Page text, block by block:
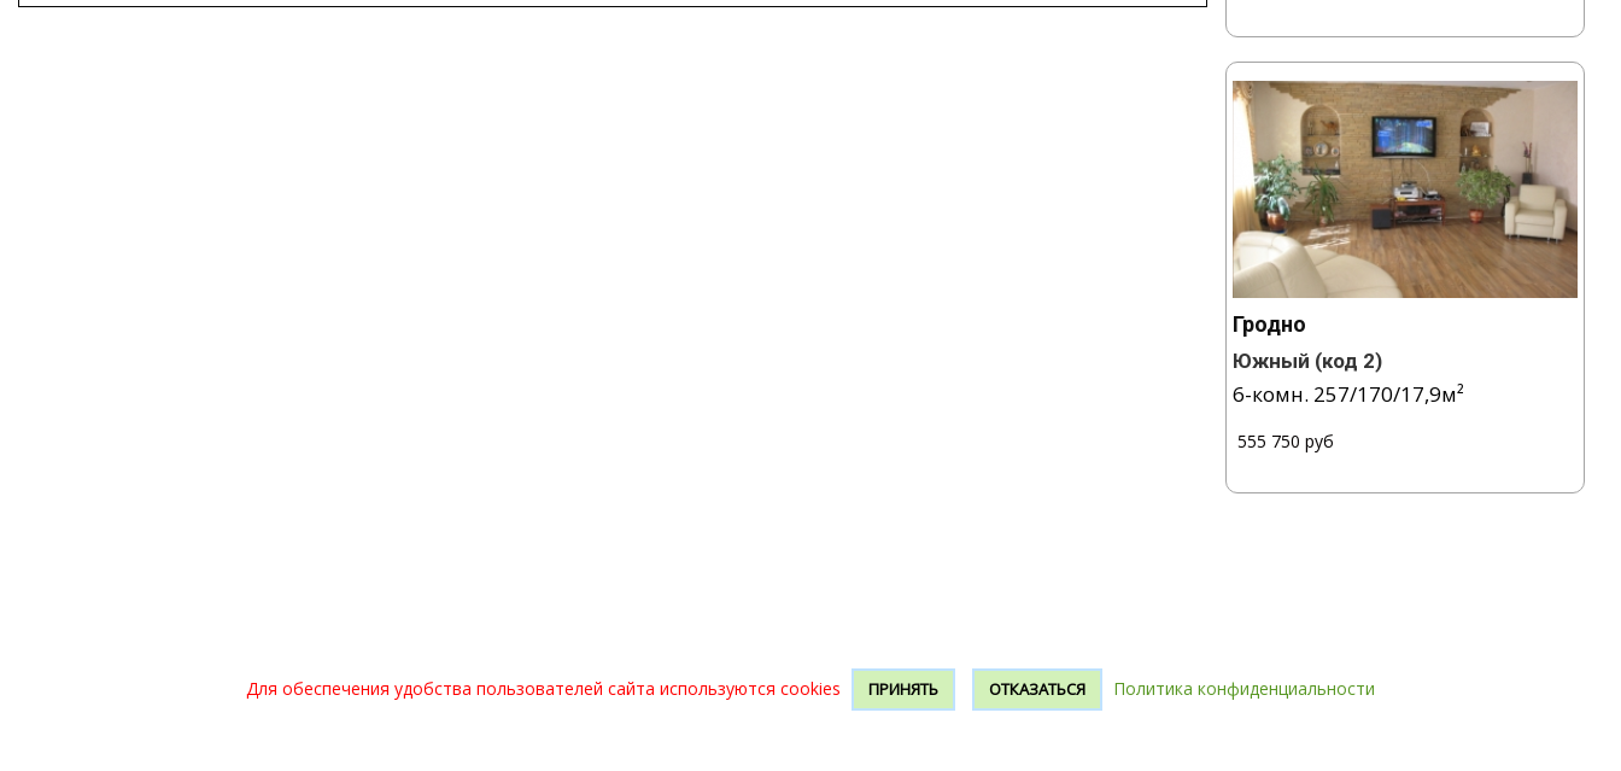
Гродно
Южный (код 2)
6-комн. 257/170/17,9м²
555 750 руб
Для обеспечения удобства пользователей сайта используются cookies ПРИНЯТЬ ОТКАЗАТЬСЯ Политика конфиденциальности